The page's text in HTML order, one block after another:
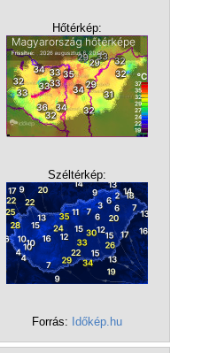
Hőtérkép:
Széltérkép:
Forrás: Időkép.hu